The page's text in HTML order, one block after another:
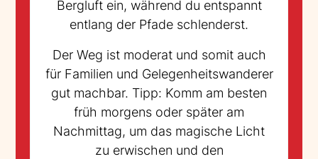
Bergluft ein, während du entspannt
entlang der Pfade schlenderst.
Der Weg ist moderat und somit auch
für Familien und Gelegenheitswanderer
gut machbar. Tipp: Komm am besten
früh morgens oder später am
Nachmittag, um das magische Licht
zu erwischen und den